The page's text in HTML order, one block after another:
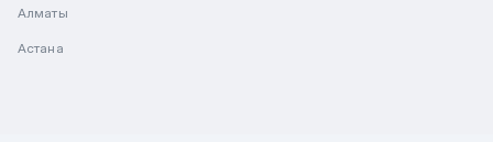
Алматы
Астана